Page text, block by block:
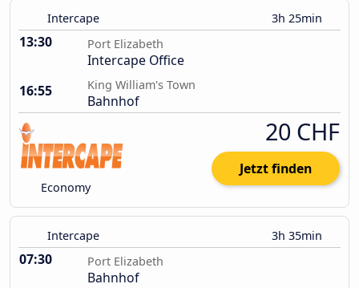
Intercape 3h 25min
13:30 Port Elizabeth
Intercape Office
16:55
King William's Town
Bahnhof
Economy
20 CHF
Jetzt finden
Intercape 3h 35min
07:30 Port Elizabeth
Bahnhof